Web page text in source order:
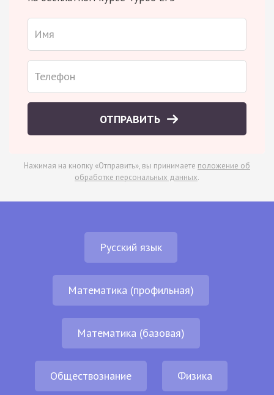
ОТПРАВИТЬ
Нажимая на кнопку «Отправить», вы принимаете положение об
обработке персональных данных.
Русский язык
Математика (профильная)
Математика (базовая)
Обществознание Физика